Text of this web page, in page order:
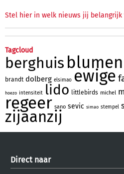
Stel hier in welk nieuws jij belangrijk
Tagcloud
berghuis
brandt dolberg elsimao ewige
hoezo intensiteit lido littlebirds michel
regeer sano sevic simao stempel
zijaanzij
Direct naar